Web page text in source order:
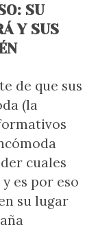
SU
Y SUS
de que sus
(la
cuales
y es por eso
su lugar